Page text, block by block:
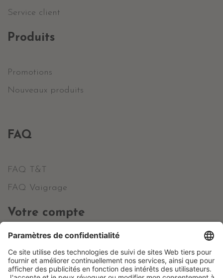
Service client
Produits
Promotions
Nouveaux produits
FAQ
FAQ T&T
FAQ Vaigrage
Votre compte
Informations personnelles
Commandes